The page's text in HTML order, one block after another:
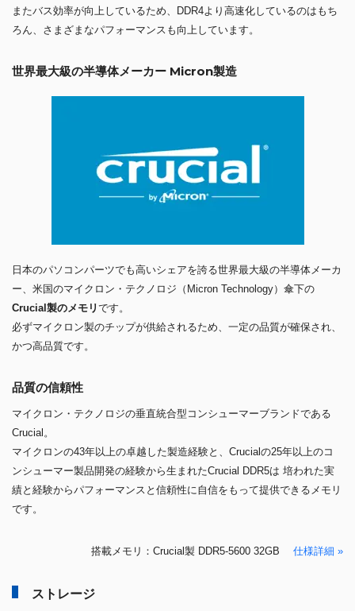
またバス効率が向上しているため、DDR4より高速化しているのはもち
ろん、さまざまなパフォーマンスも向上しています。
世界最大級の半導体メーカー Micron製造
日本のパソコンパーツでも高いシェアを誇る世界最大級の半導体メーカ
ー、米国のマイクロン・テクノロジ（Micron Technology）傘下の
Crucial製のメモリです。
必ずマイクロン製のチップが供給されるため、一定の品質が確保され、
かつ高品質です。
品質の信頼性
マイクロン・テクノロジの垂直統合型コンシューマーブランドである
Crucial。
マイクロンの43年以上の卓越した製造経験と、Crucialの25年以上のコ
ンシューマー製品開発の経験から生まれたCrucial DDR5は 培われた実
績と経験からパフォーマンスと信頼性に自信をもって提供できるメモリ
です。
搭載メモリ：Crucial製 DDR5-5600 32GB 仕様詳細 »
ストレージ